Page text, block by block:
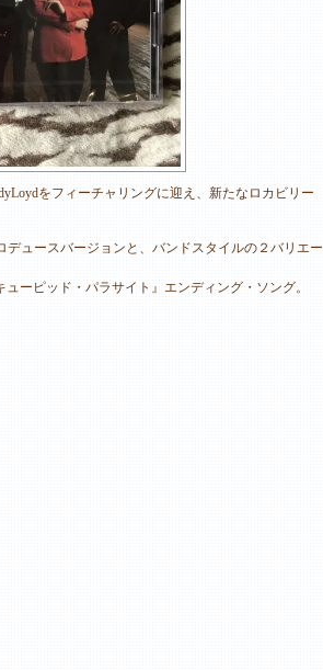
をフィーチャリングに迎え、新たなロカビリー
デュースバージョンと、バンドスタイルの２バリエー
ューピッド・パラサイト』エンディング・ソング。